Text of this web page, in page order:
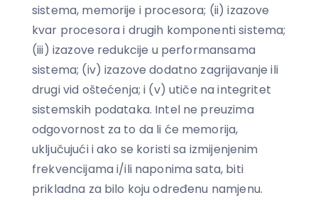
sistema, memorije i procesora; (ii) izazove
kvar procesora i drugih komponenti sistema;
(iii) izazove redukcije u performansama
sistema; (iv) izazove dodatno zagrijavanje ili
drugi vid oštećenja; i (v) utiče na integritet
sistemskih podataka. Intel ne preuzima
odgovornost za to da li će memorija,
uključujući i ako se koristi sa izmijenjenim
frekvencijama i/ili naponima sata, biti
prikladna za bilo koju određenu namjenu.